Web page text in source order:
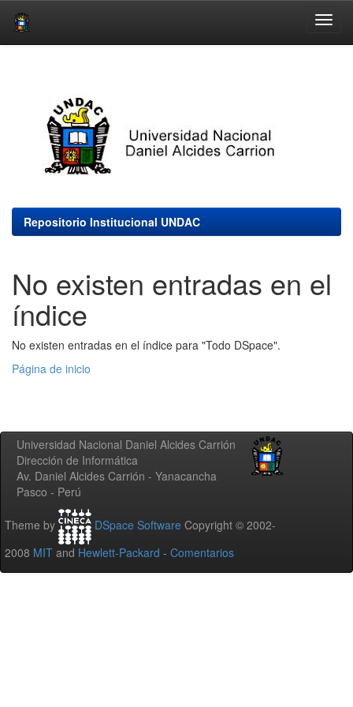
Repositorio Institucional UNDAC
No existen entradas en el
índice
No existen entradas en el índice para "Todo DSpace".
Página de inicio
Universidad Nacional Daniel Alcides Carrión
Dirección de Informática
Av. Daniel Alcides Carrión - Yanacancha
Pasco - Perú
Theme by DSpace Software Copyright © 2002-
2008 MIT and Hewlett-Packard - Comentarios